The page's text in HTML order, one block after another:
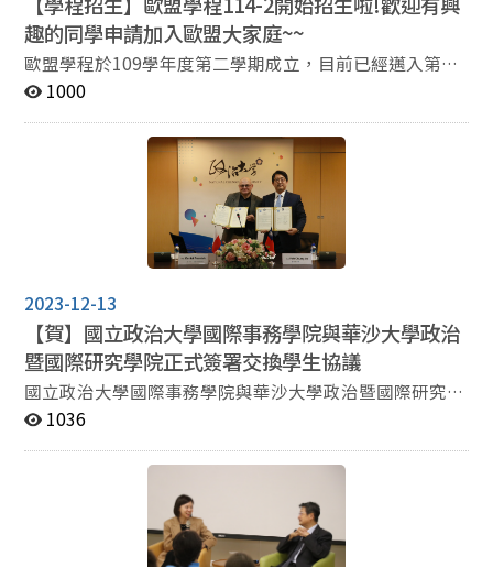
fid=8467&id=9031 申請辦
法: https://ocia.nccu.edu.tw/PageDoc/Detail?
fid=8471&id=9035 課程規
劃: https://ocia.nccu.edu.tw/PageDoc/Detail?
fid=8470&id=37053 說明會簡
報: https://drive.google.com/drive/folders/1X9XzQje8O
NNk6ouz1jc5eJIl1exMh-2p?usp=sharing 申請資訊: 申
請資格: 大二(含)以上及碩士班學生 申請日期: 2026年5月
12日(二)說明會後~2026年5月22日(五)中午12:00 申請程
序: 填妥申請表並繳交書審資料 書審資料: 個人基本資料、
自傳及申請動機 (格式不拘) 在校成績單 (碩一者請提供大
英文課程成績) 請將申請表及書審資料於期限內繳交至院
辦公室暐傑助教 申請表請送紙本至國務院辦公室-申請表
如附件 ⭐️請將書審資料合併為一個PDF檔，並e-mail至助
教信箱 ocia@nccu.edu.tw ⭐️信件主旨請敘明: 系級_姓名_
申請國際事務學院歐盟學分學程書審資料繳交 附件: 歐盟
趣的同學申請加入歐盟大家庭~~
歐盟學程於109學年度第二學期成立，目前已經邁入第三
個年頭囉。 學程師資來自國際事務學院、法學院、商學
的系所， 在國內與台灣大學簽訂校際選課，國際則是與比
利時布魯塞爾自由大學、波蘭華沙大學、捷克查理士 大
學、德國柏林自由大學、法國巴黎政治學院及荷蘭馬斯垂
克等大學簽訂合作合約(例如夏日學院、學生交換等)。
114-2 歐盟學程招生開跑，歐盟學程馬上為大家報上最精
彩的活動資訊: 如果在看這篇文的你～~~ 還不認識歐盟學
道最新的課程規劃 想和不同背景的同學們交流、為自己充
充電 歡迎加入國際事務學院歐盟學程! 學程簡
介: https://ocia.nccu.edu.tw/PageDoc/Detail?
fid=8467&id=9031 申請辦
法: https://ocia.nccu.edu.tw/PageDoc/Detail?
fid=8471&id=9035 課程規
劃: https://ocia.nccu.edu.tw/PageDoc/Detail?
fid=8470&id=37053 - 申請資訊: 申請資格: 大三(含)以上
個人基本資料、自傳及申請動機(格式不拘) 在校成績單
1000
2023-12-13
【賀】國立政治大學國際事務學院與華沙大學政治
暨國際研究學院正式簽署交換學生協議
國立政治大學國際事務學院與華沙大學政治暨國際研究學
院正式簽署交換學生協議，攜手邁向國際合作新里程碑
Daniel Przastek教授與其院方代表Maciej Raś教授、
學，與本校國際事務學院正式簽署交換學生協議，在儀式
開始前，Daniel Przastek教授也與本院學生進行校園簡介
和計畫分享，令這次的合作會面更加精采。 透過院長
1036